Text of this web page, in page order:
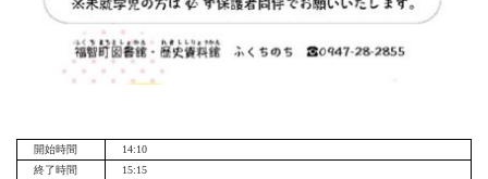
開始時間
14:10
終了時間
15:15